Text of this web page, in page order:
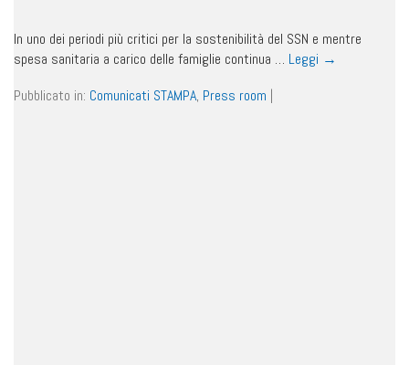
In uno dei periodi più critici per la sostenibilità del SSN e mentre
spesa sanitaria a carico delle famiglie continua … Leggi →
Pubblicato in: Comunicati STAMPA, Press room |